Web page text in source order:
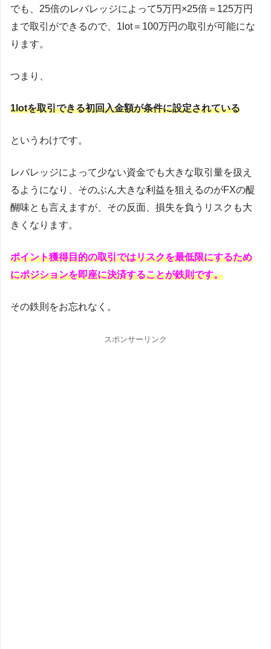
でも、25倍のレバレッジによって5万円×25倍＝125万円
まで取引ができるので、1lot＝100万円の取引が可能にな
ります。
つまり、
1lotを取引できる初回入金額が条件に設定されている
というわけです。
レバレッジによって少ない資金でも大きな取引量を扱え
るようになり、そのぶん大きな利益を狙えるのがFXの醍
醐味とも言えますが、その反面、損失を負うリスクも大
きくなります。
ポイント獲得目的の取引ではリスクを最低限にするため
にポジションを即座に決済することが鉄則です。
その鉄則をお忘れなく。
スポンサーリンク